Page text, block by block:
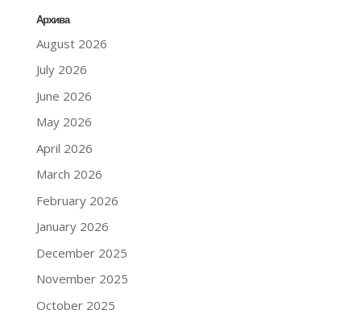
Архива
August 2026
July 2026
June 2026
May 2026
April 2026
March 2026
February 2026
January 2026
December 2025
November 2025
October 2025